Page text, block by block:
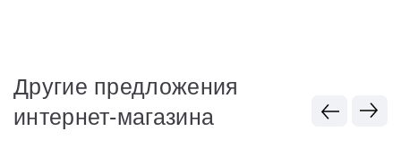
Другие предложения
интернет-магазина